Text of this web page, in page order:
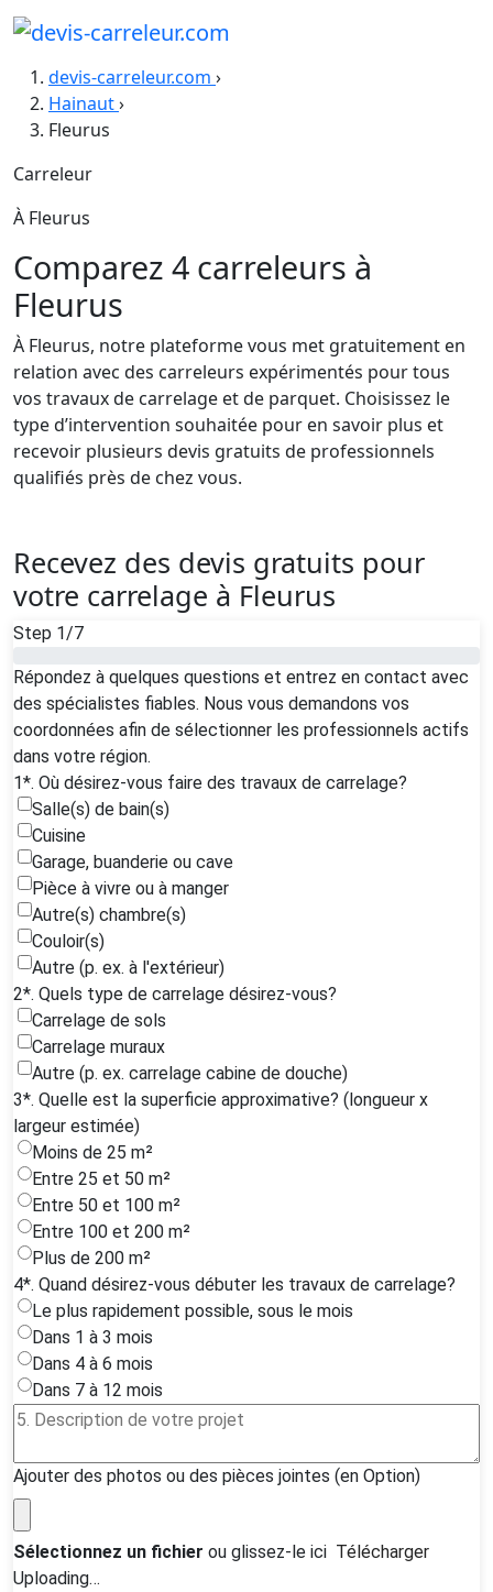
devis-carreleur.com ›
Hainaut›
Fleurus
Carreleur
À Fleurus
Comparez 4 carreleurs à
Fleurus
À Fleurus, notre plateforme vous met gratuitement en
relation avec des carreleurs expérimentés pour tous
vos travaux de carrelage et de parquet. Choisissez le
type d’intervention souhaitée pour en savoir plus et
recevoir plusieurs devis gratuits de professionnels
qualifiés près de chez vous.
Recevez des devis gratuits pour
votre carrelage à Fleurus
Step 1/7
Répondez à quelques questions et entrez en contact avec
des spécialistes fiables. Nous vous demandons vos
coordonnées afin de sélectionner les professionnels actifs
dans votre région.
1*. Où désirez-vous faire des travaux de carrelage?
Salle(s) de bain(s)
Cuisine
Garage, buanderie ou cave
Pièce à vivre ou à manger
Autre(s) chambre(s)
Couloir(s)
Autre (p. ex. à l'extérieur)
2*. Quels type de carrelage désirez-vous?
Carrelage de sols
Carrelage muraux
Autre (p. ex. carrelage cabine de douche)
3*. Quelle est la superficie approximative? (longueur x
largeur estimée)
Moins de 25 m²
Entre 25 et 50 m²
Entre 50 et 100 m²
Entre 100 et 200 m²
Plus de 200 m²
4*. Quand désirez-vous débuter les travaux de carrelage?
Le plus rapidement possible, sous le mois
Dans 1 à 3 mois
Dans 4 à 6 mois
Dans 7 à 12 mois
Ajouter des photos ou des pièces jointes (en Option)
Sélectionnez un fichier ou glissez-le ici Télécharger
Uploading…